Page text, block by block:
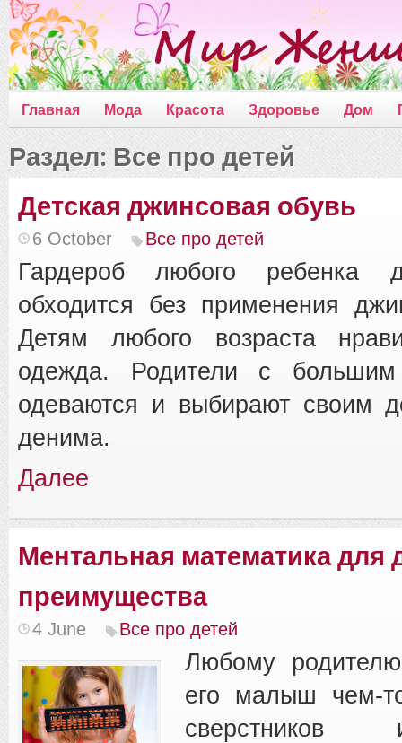
Главная Мода Красота Здоровье Дом
Раздел: Все про детей
Детская джинсовая обувь
6 October Все про детей
Гардероб любого
обходится без применения
Детям любого возраста
одежда. Родители с большим
одеваются и выбирают своим
денима.
Далее
Ментальная математика для
преимущества
4 June Все про детей
Любому
его малыш чем-